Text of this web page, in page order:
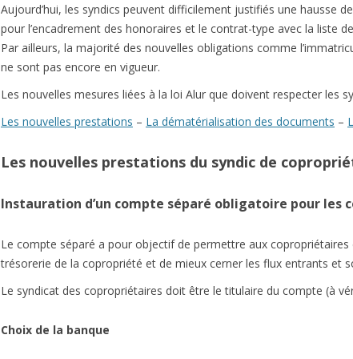
Aujourd’hui, les syndics peuvent difficilement justifiés une hausse
pour l’encadrement des honoraires et le contrat-type avec la liste
Par ailleurs, la majorité des nouvelles obligations comme
ne sont pas encore en vigueur.
Les nouvelles mesures liées à la loi Alur que doivent respecter les
Les nouvelles prestations – La dématérialisation des documents –
Les nouvelles prestations du syndic de
Instauration d’un compte séparé obligatoire pour les
Le compte séparé a pour objectif de permettre aux
trésorerie de la copropriété et de mieux cerner les flux entrants et
Le syndicat des copropriétaires doit être le titulaire du compte (à
Choix de la banque